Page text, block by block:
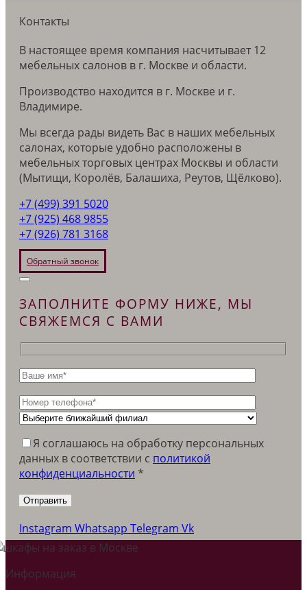
Контакты
В настоящее время компания насчитывает 12
мебельных салонов в г. Москве и области.
Производство находится в г. Москве и г.
Владимире.
Мы всегда рады видеть Вас в наших мебельных
салонах, которые удобно расположены в
мебельных торговых центрах Москвы и области
(Мытищи, Королёв, Балашиха, Реутов, Щёлково).
+7 (499) 391 5020
+7 (925) 468 9855
+7 (926) 781 3168
Обратный звонок
ЗАПОЛНИТЕ ФОРМУ НИЖЕ, МЫ
СВЯЖЕМСЯ С ВАМИ
Я соглашаюсь на обработку персональных
данных в соответствии c политикой
конфиденциальности *
Instagram Whatsapp Telegram Vk
Информация